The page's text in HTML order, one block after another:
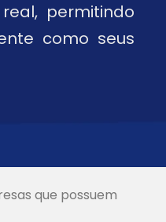
permitindo
como seus
que possuem